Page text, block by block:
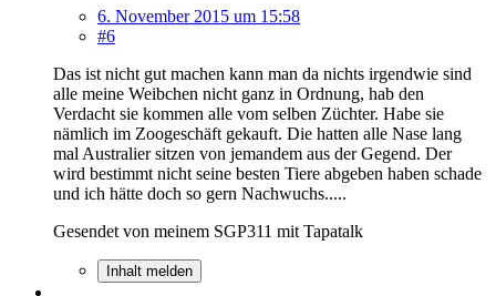
6. November 2015 um 15:58
#6
Das ist nicht gut machen kann man da nichts irgendwie sind
alle meine Weibchen nicht ganz in Ordnung, hab den
Verdacht sie kommen alle vom selben Züchter. Habe sie
nämlich im Zoogeschäft gekauft. Die hatten alle Nase lang
mal Australier sitzen von jemandem aus der Gegend. Der
wird bestimmt nicht seine besten Tiere abgeben haben schade
und ich hätte doch so gern Nachwuchs.....
Gesendet von meinem SGP311 mit Tapatalk
Inhalt melden